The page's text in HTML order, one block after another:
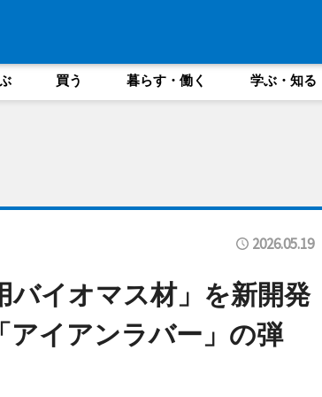
買う 暮らす・働く 学ぶ・知る
2026.05.19
イオマス材」を新開発
イアンラバー」の弾